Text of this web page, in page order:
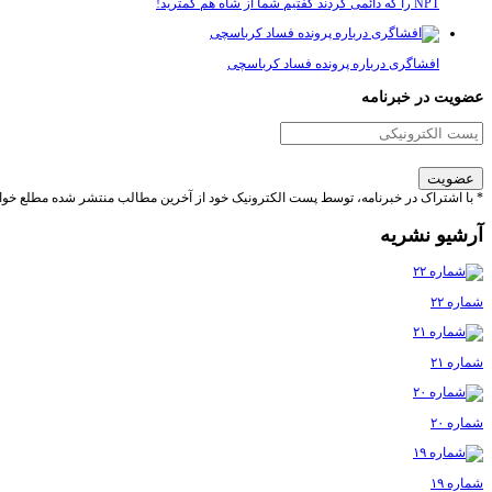
NPT را که دائمی کردند گفتیم شما از شاه هم کمترید!
افشاگری درباره پرونده فساد کرباسچی
عضویت در خبرنامه
* با اشتراک در خبرنامه، توسط پست الکترونیک خود از آخرین مطالب منتشر شده مطلع
آرشیو نشریه
شماره ۲۲
شماره ۲۱
شماره ۲۰
شماره ۱۹